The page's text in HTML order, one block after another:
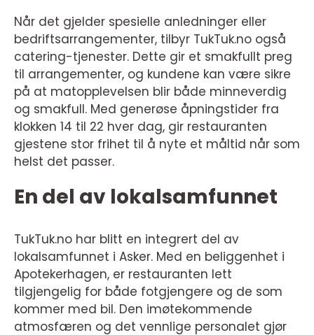
Når det gjelder spesielle anledninger eller
bedriftsarrangementer, tilbyr TukTuk.no også
catering-tjenester. Dette gir et smakfullt preg
til arrangementer, og kundene kan være sikre
på at matopplevelsen blir både minneverdig
og smakfull. Med generøse åpningstider fra
klokken 14 til 22 hver dag, gir restauranten
gjestene stor frihet til å nyte et måltid når som
helst det passer.
En del av lokalsamfunnet
TukTuk.no har blitt en integrert del av
lokalsamfunnet i Asker. Med en beliggenhet i
Apotekerhagen, er restauranten lett
tilgjengelig for både fotgjengere og de som
kommer med bil. Den imøtekommende
atmosfæren og det vennlige personalet gjør